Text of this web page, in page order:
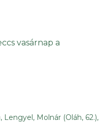
vasárnap a
Molnár (Oláh, 62.),